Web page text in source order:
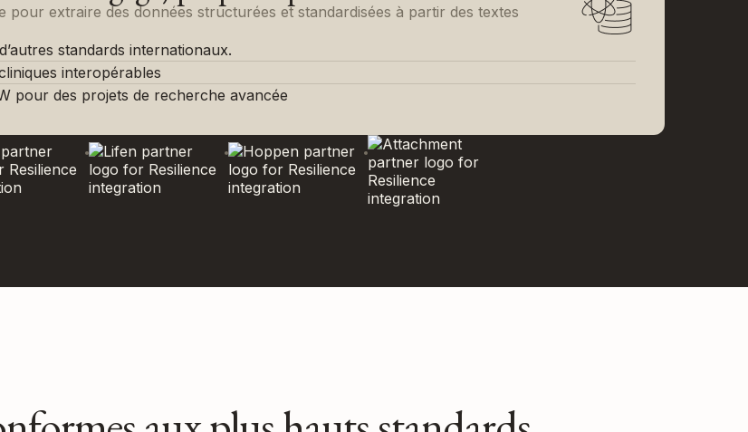
pour extraire des données structurées et standardisées à partir des textes
standards internationaux.
interopérables
pour des projets de recherche avancée